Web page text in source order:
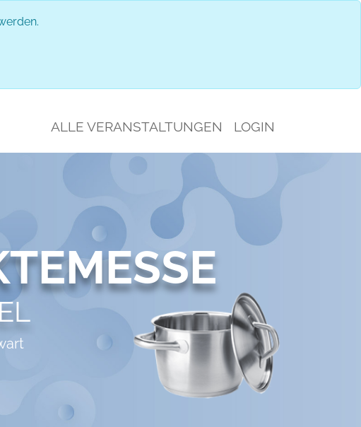
ALLE VERANSTALTUNGEN LOGIN